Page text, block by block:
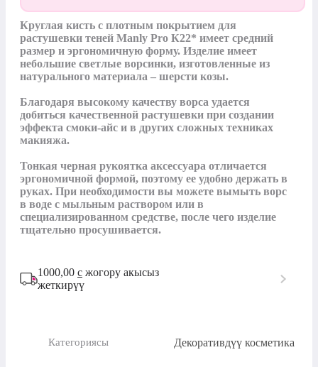
Круглая кисть с плотным покрытием для
растушевки теней Manly Pro К22* имеет средний
размер и эргономичную форму. Изделие имеет
небольшие светлые ворсинки, изготовленные из
натурального материала – шерсти козы.
Благодаря высокому качеству ворса удается
добиться качественной растушевки при создании
эффекта смоки-айс и в других сложных техниках
макияжа.
Тонкая черная рукоятка аксессуара отличается
эргономичной формой, поэтому ее удобно держать в
руках. При необходимости вы можете вымыть ворс
в воде с мыльным раствором или в
специализированном средстве, после чего изделие
тщательно просушивается.
1000,00 с жогору акысыз
жеткирүү
Категориясы Декоративдүү косметика